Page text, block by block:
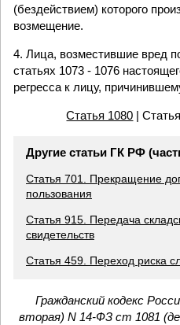
(бездействием) которого
возмещение.
4. Лица, возместившие вред
статьях 1073 - 1076
регресса к лицу,
Статья 1080 |
Другие статьи ГК РФ
Статья 701. Прекращение
пользования
Статья 915. Передача
свидетельств
Статья 459. Переход риска
Гражданский кодекс
вторая) N 14-ФЗ ст 1081